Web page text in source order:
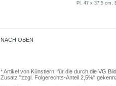
Pl. 47 x 37,5 cm,
NACH OBEN
* Artikel von Künstlern, für die durch die VG
Zusatz "zzgl. Folgerechts-Anteil 2,5%"